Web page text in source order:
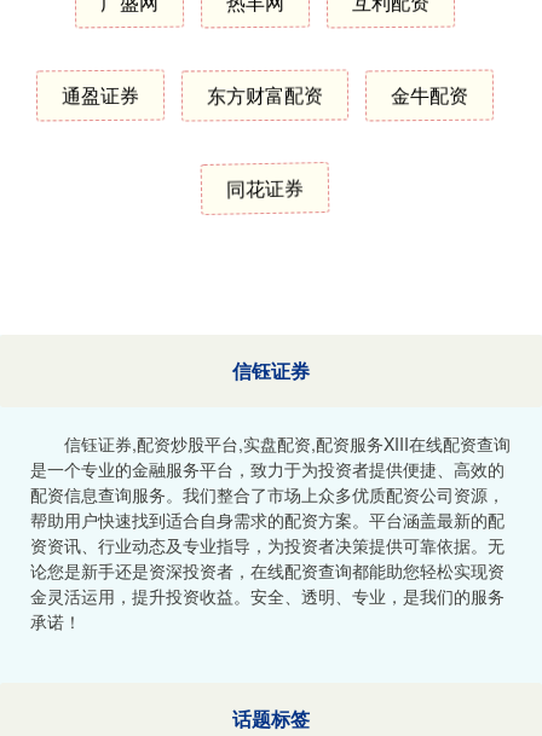
通盈证券 东方财富配资 金牛配资
同花证券
信钰证券
信钰证券,配资炒股平台,实盘配资,配资服务XIII‌在线配资查询
是一个专业的金融服务平台，致力于为投资者提供便捷、高效的
配资信息查询服务。我们整合了市场上众多优质配资公司资源，
帮助用户快速找到适合自身需求的配资方案。平台涵盖最新的配
资资讯、行业动态及专业指导，为投资者决策提供可靠依据。无
论您是新手还是资深投资者，在线配资查询都能助您轻松实现资
金灵活运用，提升投资收益。安全、透明、专业，是我们的服务
承诺！
话题标签